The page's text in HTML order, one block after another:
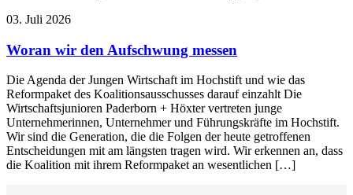
03. Juli 2026
Woran wir den Aufschwung messen
Die Agenda der Jungen Wirtschaft im Hochstift und wie das
Reformpaket des Koalitionsausschusses darauf einzahlt Die
Wirtschaftsjunioren Paderborn + Höxter vertreten junge
Unternehmerinnen, Unternehmer und Führungskräfte im Hochstift.
Wir sind die Generation, die die Folgen der heute getroffenen
Entscheidungen mit am längsten tragen wird. Wir erkennen an, dass
die Koalition mit ihrem Reformpaket an wesentlichen […]